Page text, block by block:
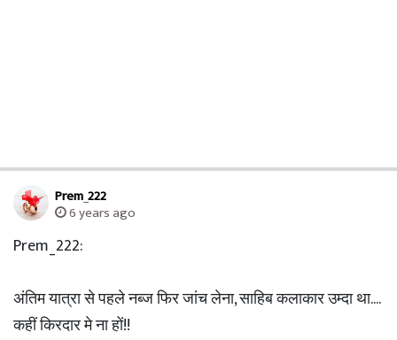
Prem_222
6 years ago
Prem_222:
अंतिम यात्रा से पहले नब्ज फिर जांच लेना, साहिब कलाकार उम्दा था....
कहीं किरदार मे ना हों!!